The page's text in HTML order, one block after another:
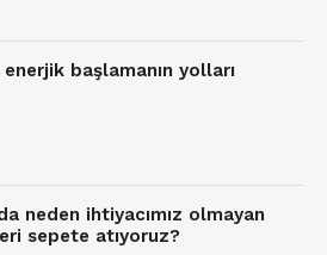
enerjik başlamanın yolları
neden ihtiyacımız olmayan
sepete atıyoruz?